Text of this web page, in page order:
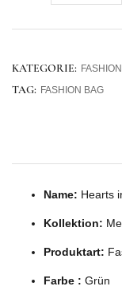
KATEGORIE:
TAG: FASHION BAG
Name: Hearts
Kollektion:
Produktart:
Farbe : Grün